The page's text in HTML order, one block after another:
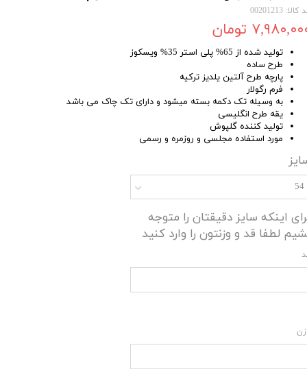
00201213
تومان
تولید شده از 65% پلی استر 35% ویسکوز
طرح ساده
پارچه طرح آلتین یلدیز ترکیه
فرم رگولار
به وسیله تک دکمه بسته میشود و دارای تک چاک می باشد
یقه طرح انگلیسی
تولید کننده گلپوش
مورد استفاده مجلسی و روزمره و رسمی
54
اینکه سایز دقیقتان را متوجه
لطفا قد و وزنتون را وارد کنید